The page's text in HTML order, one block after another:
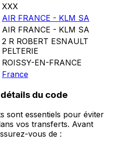
XXX
AIR FRANCE - KLM SA
AIR FRANCE - KLM SA
2 R ROBERT ESNAULT
PELTERIE
ROISSY-EN-FRANCE
France
détails du code
sont essentiels pour éviter
vos transferts. Avant
vous de :